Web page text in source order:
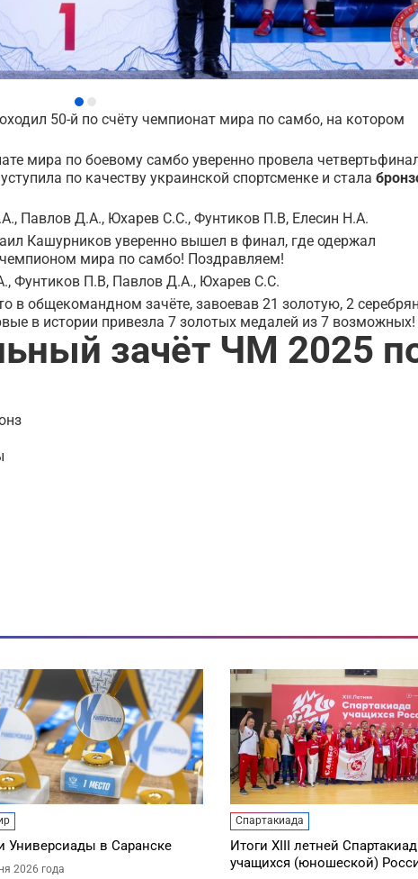
50-й по счёту чемпионат мира по самбо, на котором
мира по боевому самбо уверенно провела
по качеству украинской спортсменке и стала
Павлов Д.А., Юхарев С.С., Фунтиков П.В, Елесин Н.А.
Кашурников уверенно вышел в финал, где одержал
мира по самбо! Поздравляем!
Фунтиков П.В, Павлов Д.А., Юхарев С.С.
в общекомандном зачёте, завоевав 21 золотую, 2
в истории привезла 7 золотых медалей из 7 возможных!
зачёт ЧМ 2025
Универсиады в Саранске
2026 года
Спартакиада
Итоги XIII летней
учащихся (юношеской)